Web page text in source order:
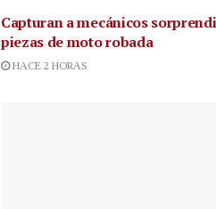
Capturan a mecánicos
piezas de moto robada
HACE 2 HORAS